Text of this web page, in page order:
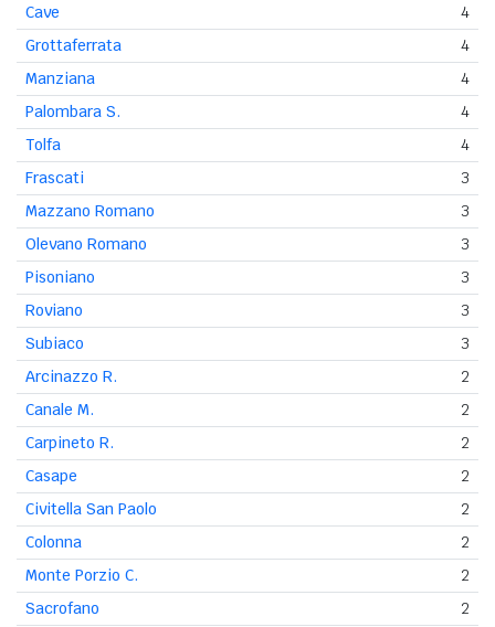
Cave
4
Grottaferrata
4
Manziana
4
Palombara S.
4
Tolfa
4
Frascati
3
Mazzano Romano
3
Olevano Romano
3
Pisoniano
3
Roviano
3
Subiaco
3
Arcinazzo R.
2
Canale M.
2
Carpineto R.
2
Casape
2
Civitella San Paolo
2
Colonna
2
Monte Porzio C.
2
Sacrofano
2